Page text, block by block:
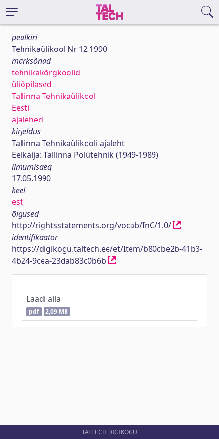
pealkiri
Tehnikaülikool Nr 12 1990
märksõnad
tehnikakõrgkoolid
üliõpilased
Tallinna Tehnikaülikool
Eesti
ajalehed
kirjeldus
Tallinna Tehnikaülikooli ajaleht
Eelkäija: Tallinna Polütehnik (1949-1989)
ilmumisaeg
17.05.1990
keel
est
õigused
http://rightsstatements.org/vocab/InC/1.0/
identifikaator
https://digikogu.taltech.ee/et/Item/b80cbe2b-41b3-
4b24-9cea-23dab83c0b6b
Laadi alla
pdf 2,09 MB
TALTECH DIGIKOGU